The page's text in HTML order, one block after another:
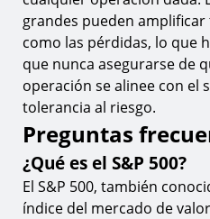
grandes pueden
como las pérdidas, lo que
que nunca asegurarse de
operación se alinee con el
tolerancia al riesgo.
Preguntas
¿Qué es el S&P 500?
El S&P 500, también
índice del mercado de